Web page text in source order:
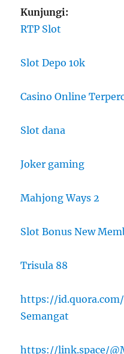
Kunjungi:
RTP Slot
Slot Depo 10k
Casino Online
Slot dana
Joker gaming
Mahjong Ways 2
Slot Bonus New
Trisula 88
https://
Semangat
https://link.space/